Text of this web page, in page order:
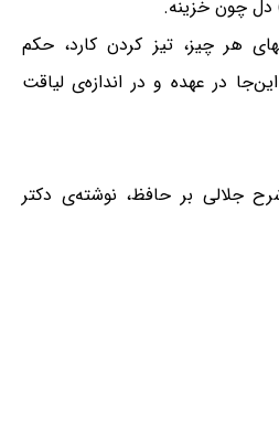
چون خزینه.
هر چیز، تیز کردن کارد، حکم
در عهده و در اندازه‌ی لیاقت
جلالی بر حافظ، نوشته‌ی دکتر